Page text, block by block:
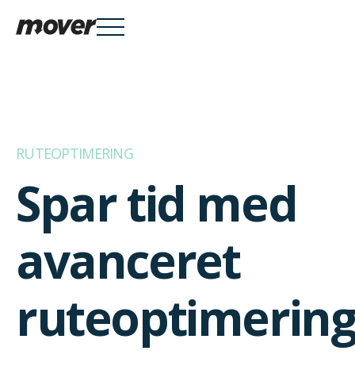
Knowledge Hub
Om Mover
RUTEOPTIMERING
Spar tid med
avanceret